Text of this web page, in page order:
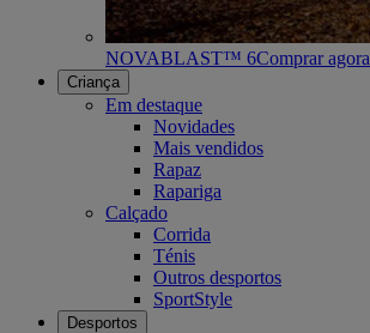
NOVABLAST™ 6Comprar agora
Criança
Em destaque
Novidades
Mais vendidos
Rapaz
Rapariga
Calçado
Corrida
Ténis
Outros desportos
SportStyle
Desportos